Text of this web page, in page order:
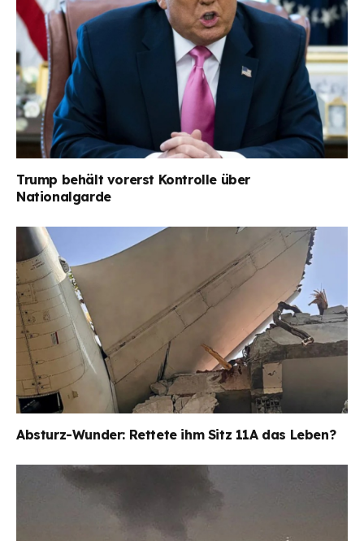
Trump behält vorerst Kontrolle über
Nationalgarde
Absturz-Wunder: Rettete ihm Sitz 11A das Leben?